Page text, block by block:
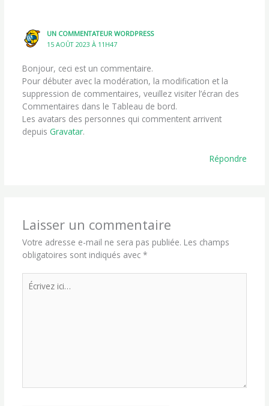
UN COMMENTATEUR WORDPRESS
15 AOÛT 2023 À 11H47
Bonjour, ceci est un commentaire.
Pour débuter avec la modération, la modification et la
suppression de commentaires, veuillez visiter l’écran des
Commentaires dans le Tableau de bord.
Les avatars des personnes qui commentent arrivent
depuis Gravatar.
Répondre
Laisser un commentaire
Votre adresse e-mail ne sera pas publiée. Les champs
obligatoires sont indiqués avec *
Écrivez
ici…